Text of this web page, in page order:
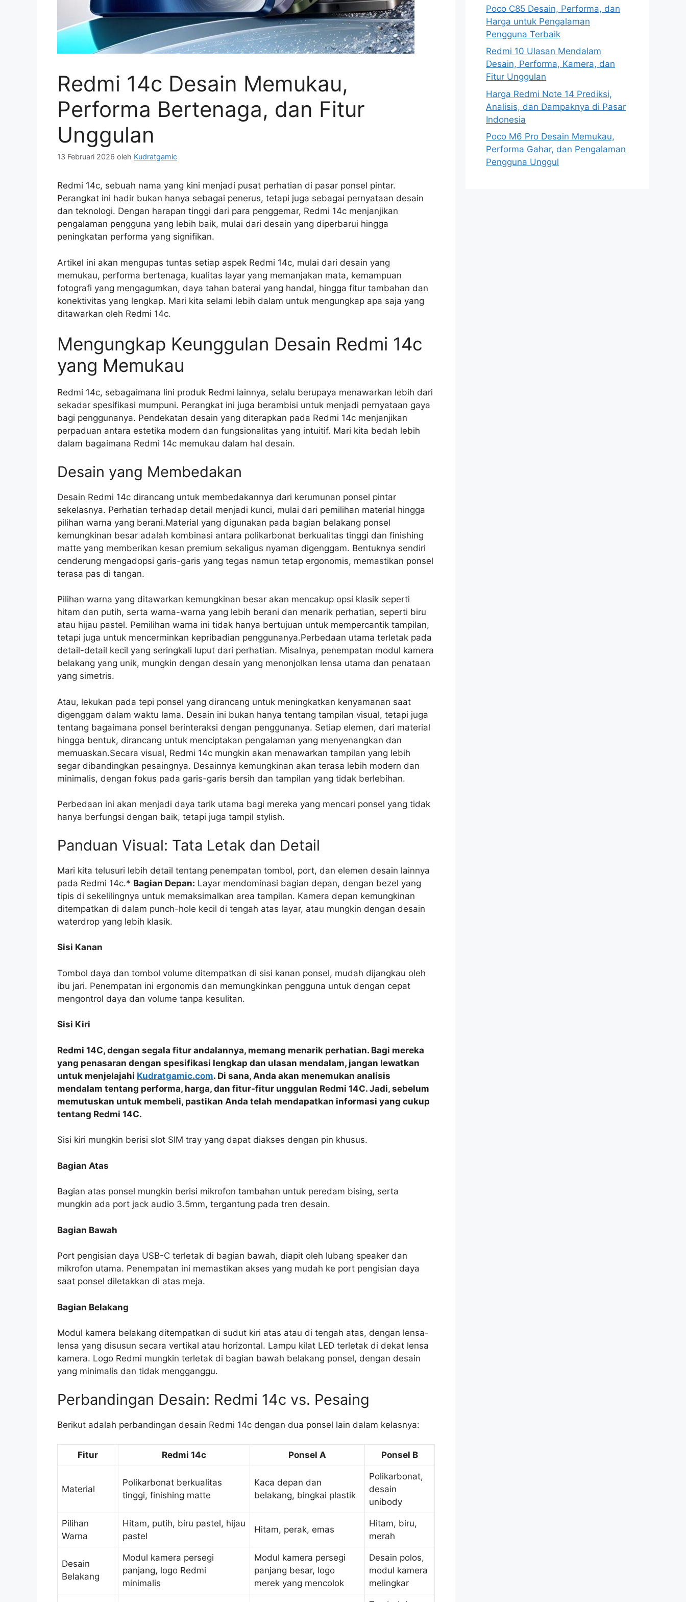
Redmi 14c Desain Memukau,
Performa Bertenaga, dan Fitur
Unggulan
13 Februari 2026 oleh Kudratgamic
Redmi 14c, sebuah nama yang kini menjadi pusat perhatian di pasar ponsel pintar.
Perangkat ini hadir bukan hanya sebagai penerus, tetapi juga sebagai pernyataan desain
dan teknologi. Dengan harapan tinggi dari para penggemar, Redmi 14c menjanjikan
pengalaman pengguna yang lebih baik, mulai dari desain yang diperbarui hingga
peningkatan performa yang signifikan.
Artikel ini akan mengupas tuntas setiap aspek Redmi 14c, mulai dari desain yang
memukau, performa bertenaga, kualitas layar yang memanjakan mata, kemampuan
fotografi yang mengagumkan, daya tahan baterai yang handal, hingga fitur tambahan dan
konektivitas yang lengkap. Mari kita selami lebih dalam untuk mengungkap apa saja yang
ditawarkan oleh Redmi 14c.
Mengungkap Keunggulan Desain Redmi 14c
yang Memukau
Redmi 14c, sebagaimana lini produk Redmi lainnya, selalu berupaya menawarkan lebih dari
sekadar spesifikasi mumpuni. Perangkat ini juga berambisi untuk menjadi pernyataan gaya
bagi penggunanya. Pendekatan desain yang diterapkan pada Redmi 14c menjanjikan
perpaduan antara estetika modern dan fungsionalitas yang intuitif. Mari kita bedah lebih
dalam bagaimana Redmi 14c memukau dalam hal desain.
Desain yang Membedakan
Desain Redmi 14c dirancang untuk membedakannya dari kerumunan ponsel pintar
sekelasnya. Perhatian terhadap detail menjadi kunci, mulai dari pemilihan material hingga
pilihan warna yang berani.Material yang digunakan pada bagian belakang ponsel
kemungkinan besar adalah kombinasi antara polikarbonat berkualitas tinggi dan finishing
matte yang memberikan kesan premium sekaligus nyaman digenggam. Bentuknya sendiri
cenderung mengadopsi garis-garis yang tegas namun tetap ergonomis, memastikan ponsel
terasa pas di tangan.
Pilihan warna yang ditawarkan kemungkinan besar akan mencakup opsi klasik seperti
hitam dan putih, serta warna-warna yang lebih berani dan menarik perhatian, seperti biru
atau hijau pastel. Pemilihan warna ini tidak hanya bertujuan untuk mempercantik tampilan,
tetapi juga untuk mencerminkan kepribadian penggunanya.Perbedaan utama terletak pada
detail-detail kecil yang seringkali luput dari perhatian. Misalnya, penempatan modul kamera
belakang yang unik, mungkin dengan desain yang menonjolkan lensa utama dan penataan
yang simetris.
Atau, lekukan pada tepi ponsel yang dirancang untuk meningkatkan kenyamanan saat
digenggam dalam waktu lama. Desain ini bukan hanya tentang tampilan visual, tetapi juga
tentang bagaimana ponsel berinteraksi dengan penggunanya. Setiap elemen, dari material
hingga bentuk, dirancang untuk menciptakan pengalaman yang menyenangkan dan
memuaskan.Secara visual, Redmi 14c mungkin akan menawarkan tampilan yang lebih
segar dibandingkan pesaingnya. Desainnya kemungkinan akan terasa lebih modern dan
minimalis, dengan fokus pada garis-garis bersih dan tampilan yang tidak berlebihan.
Perbedaan ini akan menjadi daya tarik utama bagi mereka yang mencari ponsel yang tidak
hanya berfungsi dengan baik, tetapi juga tampil stylish.
Panduan Visual: Tata Letak dan Detail
Mari kita telusuri lebih detail tentang penempatan tombol, port, dan elemen desain lainnya
pada Redmi 14c.* Bagian Depan: Layar mendominasi bagian depan, dengan bezel yang
tipis di sekelilingnya untuk memaksimalkan area tampilan. Kamera depan kemungkinan
ditempatkan di dalam punch-hole kecil di tengah atas layar, atau mungkin dengan desain
waterdrop yang lebih klasik.
Sisi Kanan
Tombol daya dan tombol volume ditempatkan di sisi kanan ponsel, mudah dijangkau oleh
ibu jari. Penempatan ini ergonomis dan memungkinkan pengguna untuk dengan cepat
mengontrol daya dan volume tanpa kesulitan.
Sisi Kiri
Redmi 14C, dengan segala fitur andalannya, memang menarik perhatian. Bagi mereka
yang penasaran dengan spesifikasi lengkap dan ulasan mendalam, jangan lewatkan
untuk menjelajahi Kudratgamic.com. Di sana, Anda akan menemukan analisis
mendalam tentang performa, harga, dan fitur-fitur unggulan Redmi 14C. Jadi, sebelum
memutuskan untuk membeli, pastikan Anda telah mendapatkan informasi yang cukup
tentang Redmi 14C.
Sisi kiri mungkin berisi slot SIM tray yang dapat diakses dengan pin khusus.
Bagian Atas
Bagian atas ponsel mungkin berisi mikrofon tambahan untuk peredam bising, serta
mungkin ada port jack audio 3.5mm, tergantung pada tren desain.
Bagian Bawah
Port pengisian daya USB-C terletak di bagian bawah, diapit oleh lubang speaker dan
mikrofon utama. Penempatan ini memastikan akses yang mudah ke port pengisian daya
saat ponsel diletakkan di atas meja.
Bagian Belakang
Modul kamera belakang ditempatkan di sudut kiri atas atau di tengah atas, dengan lensa-
lensa yang disusun secara vertikal atau horizontal. Lampu kilat LED terletak di dekat lensa
kamera. Logo Redmi mungkin terletak di bagian bawah belakang ponsel, dengan desain
yang minimalis dan tidak mengganggu.
Perbandingan Desain: Redmi 14c vs. Pesaing
Berikut adalah perbandingan desain Redmi 14c dengan dua ponsel lain dalam kelasnya:
Fitur Redmi 14c Ponsel A Ponsel B
Material
Polikarbonat berkualitas
tinggi, finishing matte
Kaca depan dan
belakang, bingkai plastik
Polikarbonat,
desain
unibody
Pilihan
Warna
Hitam, putih, biru pastel, hijau
pastel
Hitam, perak, emas
Hitam, biru,
merah
Desain
Belakang
Modul kamera persegi
panjang, logo Redmi
minimalis
Modul kamera persegi
panjang besar, logo
merek yang mencolok
Desain polos,
modul kamera
melingkar
Poco C85 Desain, Performa, dan
Harga untuk Pengalaman
Pengguna Terbaik
Redmi 10 Ulasan Mendalam
Desain, Performa, Kamera, dan
Fitur Unggulan
Harga Redmi Note 14 Prediksi,
Analisis, dan Dampaknya di Pasar
Indonesia
Poco M6 Pro Desain Memukau,
Performa Gahar, dan Pengalaman
Pengguna Unggul